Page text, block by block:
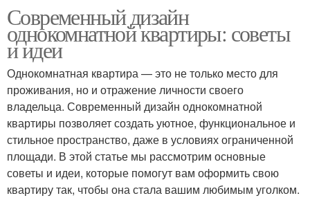
Современный дизайн
однокомнатной квартиры: советы
и идеи
Однокомнатная квартира — это не только место для
проживания, но и отражение личности своего
владельца. Современный дизайн однокомнатной
квартиры позволяет создать уютное, функциональное и
стильное пространство, даже в условиях ограниченной
площади. В этой статье мы рассмотрим основные
советы и идеи, которые помогут вам оформить свою
квартиру так, чтобы она стала вашим любимым уголком.